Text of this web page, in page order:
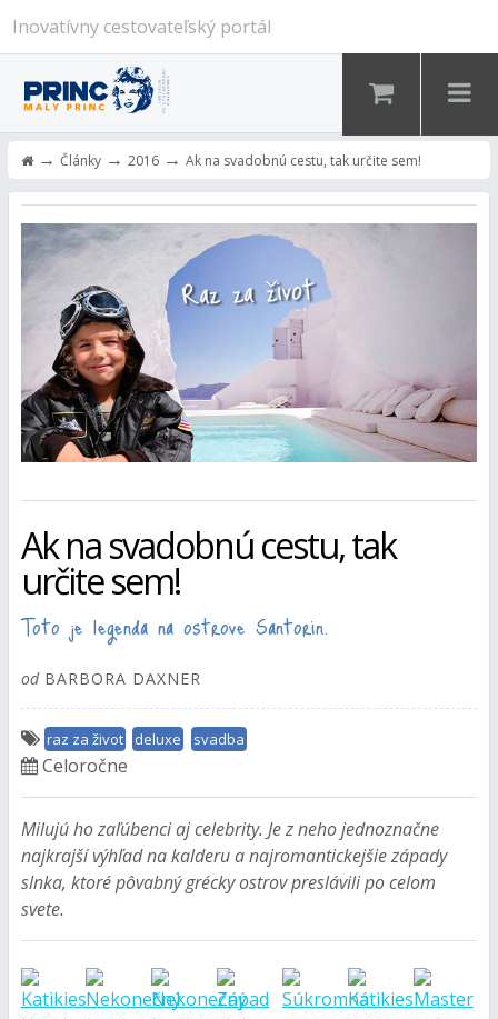
Inovatívny cestovateľský portál
→ Články→ 2016→ Ak na svadobnú cestu, tak určite sem!
Ak na svadobnú cestu, tak
určite sem!
Toto je legenda na ostrove Santorin.
odBARBORA DAXNER
raz za život deluxe svadba
Celoročne
Milujú ho zaľúbenci aj celebrity. Je z neho jednoznačne
najkrajší výhľad na kalderu a najromantickejšie západy
slnka, ktoré pôvabný grécky ostrov preslávili po celom
svete.